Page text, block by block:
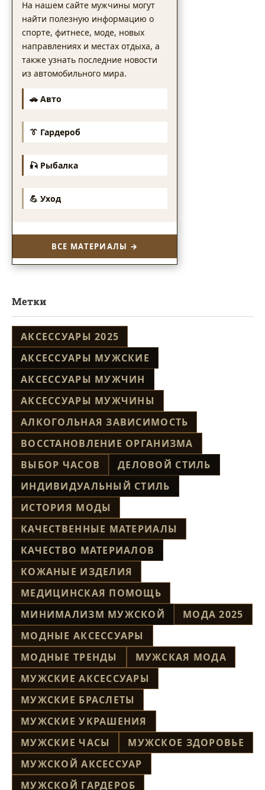
На нашем сайте мужчины могут
найти полезную информацию о
спорте, фитнесе, моде, новых
направлениях и местах отдыха, а
также узнать последние новости
из автомобильного мира.
🚗 Авто
👔 Гардероб
🎣 Рыбалка
💪 Уход
ВСЕ МАТЕРИАЛЫ →
Метки
АКСЕССУАРЫ 2025
АКСЕССУАРЫ МУЖСКИЕ
АКСЕССУАРЫ МУЖЧИН
АКСЕССУАРЫ МУЖЧИНЫ
АЛКОГОЛЬНАЯ ЗАВИСИМОСТЬ
ВОССТАНОВЛЕНИЕ ОРГАНИЗМА
ВЫБОР ЧАСОВ
ДЕЛОВОЙ СТИЛЬ
ИНДИВИДУАЛЬНЫЙ СТИЛЬ
ИСТОРИЯ МОДЫ
КАЧЕСТВЕННЫЕ МАТЕРИАЛЫ
КАЧЕСТВО МАТЕРИАЛОВ
КОЖАНЫЕ ИЗДЕЛИЯ
МЕДИЦИНСКАЯ ПОМОЩЬ
МИНИМАЛИЗМ МУЖСКОЙ
МОДА 2025
МОДНЫЕ АКСЕССУАРЫ
МОДНЫЕ ТРЕНДЫ
МУЖСКАЯ МОДА
МУЖСКИЕ АКСЕССУАРЫ
МУЖСКИЕ БРАСЛЕТЫ
МУЖСКИЕ УКРАШЕНИЯ
МУЖСКИЕ ЧАСЫ
МУЖСКОЕ ЗДОРОВЬЕ
МУЖСКОЙ АКСЕССУАР
МУЖСКОЙ ГАРДЕРОБ